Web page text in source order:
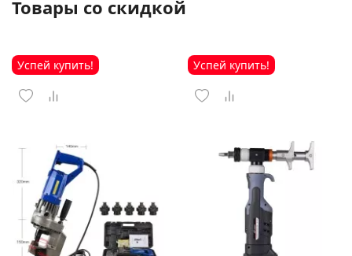
Товары со скидкой
Успей купить! Успей купить!